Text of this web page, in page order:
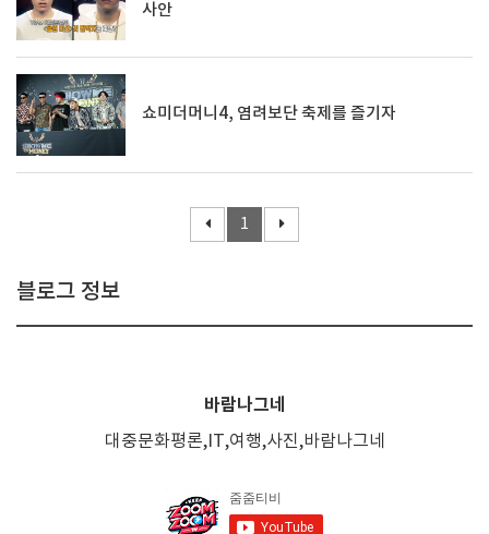
사안
쇼미더머니4, 염려보단 축제를 즐기자
1
블로그 정보
바람나그네
대중문화평론,IT,여행,사진,바람나그네